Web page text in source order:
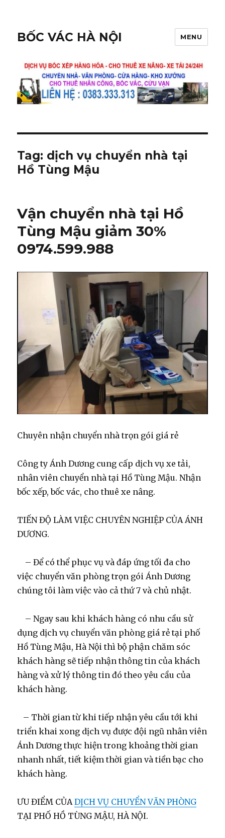
BỐC VÁC HÀ NỘI MENU
Tag: dịch vụ chuyển nhà tại
Hồ Tùng Mậu
Vận chuyển nhà tại Hồ
Tùng Mậu giảm 30%
0974.599.988
Chuyên nhận chuyển nhà trọn gói giá rẻ
Công ty Ánh Dương cung cấp dịch vụ xe tải,
nhân viên chuyển nhà tại Hồ Tùng Mậu. Nhận
bốc xếp, bốc vác, cho thuê xe nâng.
TIẾN ĐỘ LÀM VIỆC CHUYÊN NGHIỆP CỦA ÁNH
DƯƠNG.
– Để có thể phục vụ và đáp ứng tối đa cho
việc chuyển văn phòng trọn gói Ánh Dương
chúng tôi làm việc vào cả thứ 7 và chủ nhật.
– Ngay sau khi khách hàng có nhu cầu sử
dụng dịch vụ chuyển văn phòng giá rẻ tại phố
Hồ Tùng Mậu, Hà Nội thì bộ phận chăm sóc
khách hàng sẽ tiếp nhận thông tin của khách
hàng và xử lý thông tin đó theo yêu cầu của
khách hàng.
– Thời gian từ khi tiếp nhận yêu cầu tới khi
triển khai xong dịch vụ được đội ngũ nhân viên
Ánh Dương thực hiện trong khoảng thời gian
nhanh nhất, tiết kiệm thời gian và tiền bạc cho
khách hàng.
ƯU ĐIỂM CỦADỊCH VỤ CHUYỂN VĂN PHÒNG
TẠI PHỐ HỒ TÙNG MẬU, HÀ NỘI.